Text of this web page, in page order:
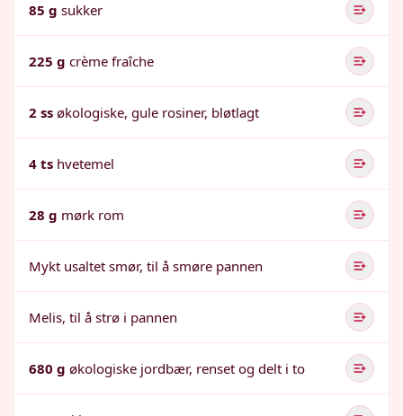
85 g sukker
225 g crème fraîche
2 ss økologiske, gule rosiner, bløtlagt
4 ts hvetemel
28 g mørk rom
Mykt usaltet smør, til å smøre pannen
Melis, til å strø i pannen
680 g økologiske jordbær, renset og delt i to